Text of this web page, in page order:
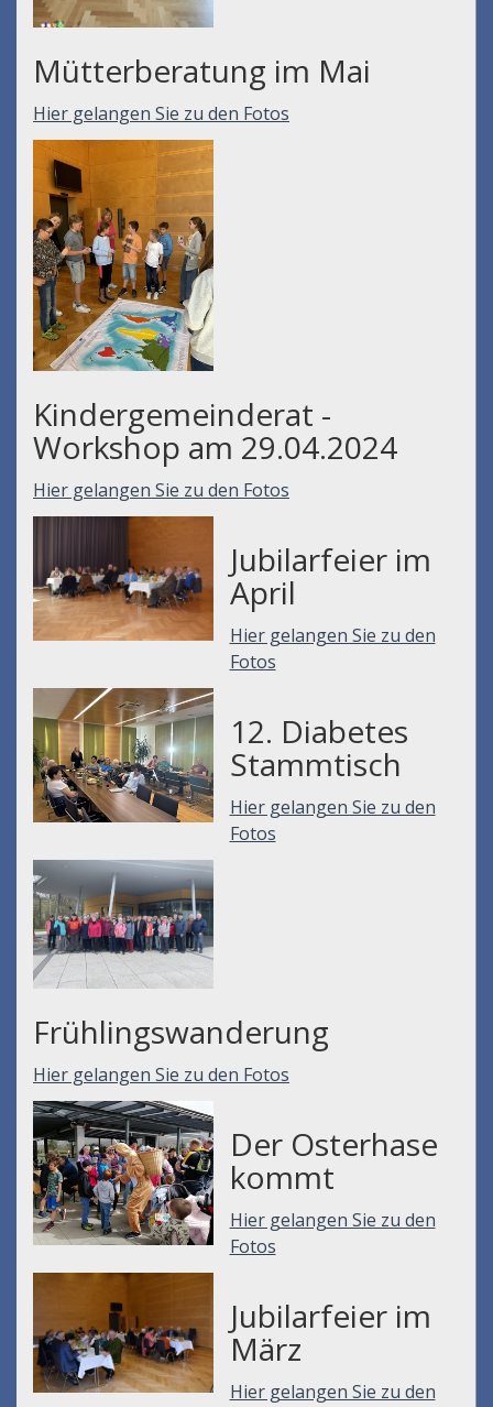
Mütterberatung im Mai
Hier gelangen Sie zu den Fotos
Kindergemeinderat -
Workshop am 29.04.2024
Hier gelangen Sie zu den Fotos
Jubilarfeier im
April
Hier gelangen Sie zu den
Fotos
12. Diabetes
Stammtisch
Hier gelangen Sie zu den
Fotos
Frühlingswanderung
Hier gelangen Sie zu den Fotos
Der Osterhase
kommt
Hier gelangen Sie zu den
Fotos
Jubilarfeier im
März
Hier gelangen Sie zu den